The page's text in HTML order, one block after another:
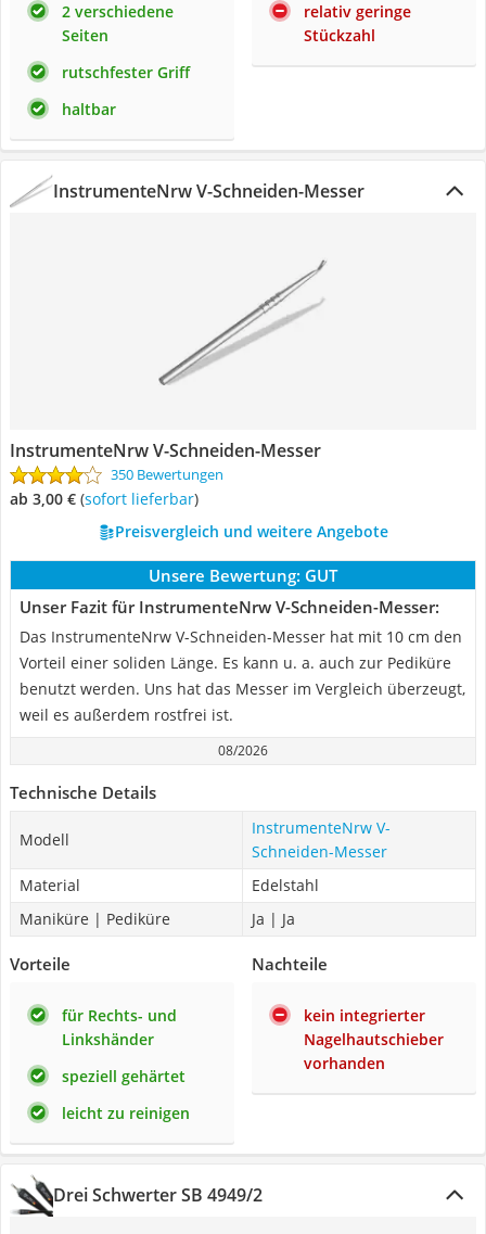
2 verschiedene
Seiten
rutschfester Griff
haltbar
relativ geringe
Stückzahl
InstrumenteNrw V-Schneiden-Messer
InstrumenteNrw V-Schneiden-Messer
350 Bewertungen
ab 3,00 € ( Sofort lieferbar)
Preisvergleich und weitere Angebote
Unsere Bewertung: GUT
Unser Fazit für InstrumenteNrw V-Schneiden-Messer:
Das InstrumenteNrw V-Schneiden-Messer hat mit 10 cm den
Vorteil einer soliden Länge. Es kann u. a. auch zur Pediküre
benutzt werden. Uns hat das Messer im Vergleich überzeugt,
weil es außerdem rostfrei ist.
08/2026
Technische Details
Modell
InstrumenteNrw V-
Schneiden-Messer
Material
Edelstahl
Maniküre | Pediküre
Ja | Ja
Vorteile
für Rechts- und
Linkshänder
speziell gehärtet
leicht zu reinigen
Nachteile
kein integrierter
Nagelhautschieber
vorhanden
Drei Schwerter SB 4949/2